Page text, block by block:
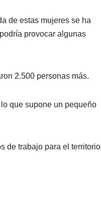
de estas mujeres se ha
provocar algunas
2.500 personas más.
que supone un pequeño
de trabajo para el territorio